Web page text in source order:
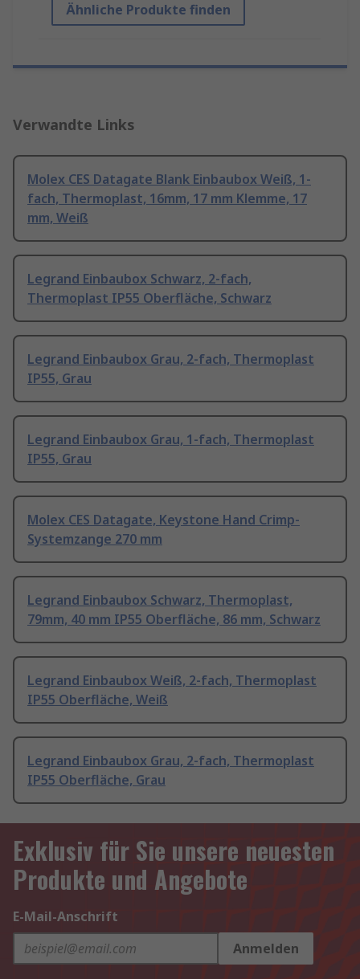
Ähnliche Produkte finden
Verwandte Links
Molex CES Datagate Blank Einbaubox Weiß, 1-
fach, Thermoplast, 16mm, 17 mm Klemme, 17
mm, Weiß
Legrand Einbaubox Schwarz, 2-fach,
Thermoplast IP55 Oberfläche, Schwarz
Legrand Einbaubox Grau, 2-fach, Thermoplast
IP55, Grau
Legrand Einbaubox Grau, 1-fach, Thermoplast
IP55, Grau
Molex CES Datagate, Keystone Hand Crimp-
Systemzange 270 mm
Legrand Einbaubox Schwarz, Thermoplast,
79mm, 40 mm IP55 Oberfläche, 86 mm, Schwarz
Legrand Einbaubox Weiß, 2-fach, Thermoplast
IP55 Oberfläche, Weiß
Legrand Einbaubox Grau, 2-fach, Thermoplast
IP55 Oberfläche, Grau
Exklusiv für Sie unsere neuesten
Produkte und Angebote
E-Mail-Anschrift
Anmelden